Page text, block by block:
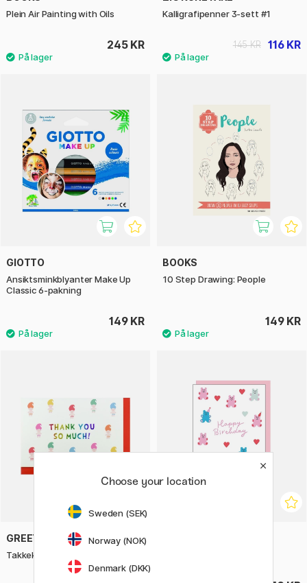
Plein Air Painting with Oils
245 KR
Kalligrafipenner 3-sett #1
116 KR
145 KR
GIOTTO
Ansiktsminkblyanter Make Up
Classic 6-pakning
149 KR
BOOKS
10 Step Drawing: People
149 KR
GREETING LIFE
Takkekort Trolls
Choose your location
Sweden (SEK)
Norway (NOK)
Denmark (DKK)